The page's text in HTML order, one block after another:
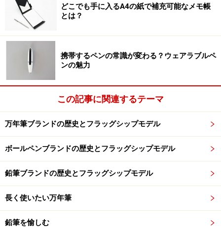
どこでも手に入るA4の紙で補充可能なメモ帳
とは？
携帯するペンの常識が変わる？ウェアラブルペ
ンの魅力
この記事に関連するテーマ
万年筆ブランドの歴史とフラッグシップモデル
ボールペンブランドの歴史とフラッグシップモデル
鉛筆ブランドの歴史とフラッグシップモデル
長く使いたい万年筆
鉛筆を愉しむ